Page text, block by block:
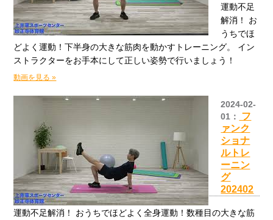
運動不足
解消！ お
うちでほ
どよく運動！下半身の大きな筋肉を動かすトレーニング。 イン
ストラクターをお手本にして正しい姿勢で行いましょう！
動画を見る »
2024-02-
01：
フ
ァンク
ショナ
ルトレ
ーニン
グ
202402
運動不足解消！ おうちでほどよく全身運動！数種目の大きな筋